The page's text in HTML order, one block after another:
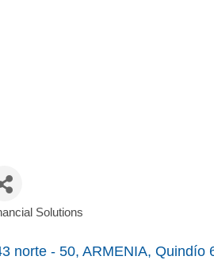
Solutions
norte - 50 ARMENIA Quindío